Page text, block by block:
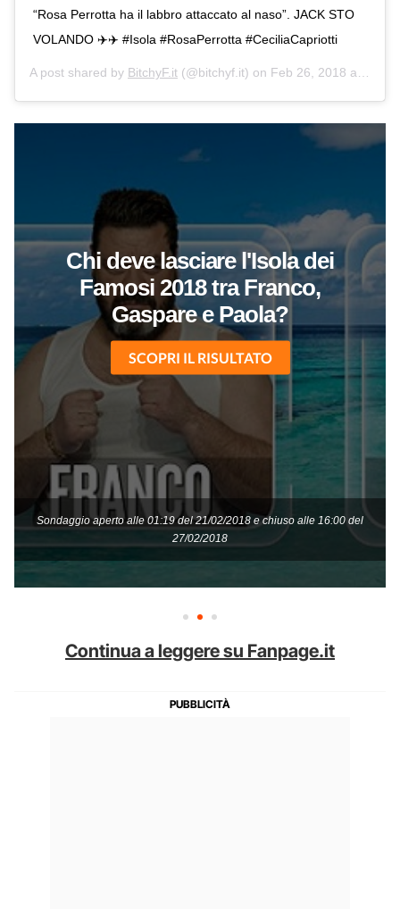
“Rosa Perrotta ha il labbro attaccato al naso”. JACK STO
VOLANDO ✈️✈️ #Isola #RosaPerrotta #CeciliaCapriotti
A post shared by BitchyF.it (@bitchyf.it) on Feb 26, 2018 at 4:22pm PST
Continua a leggere su Fanpage.it